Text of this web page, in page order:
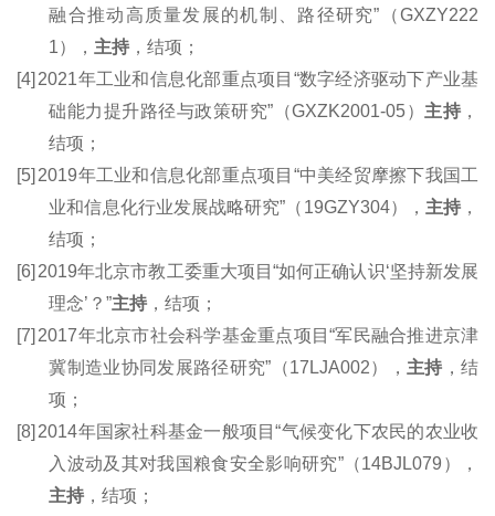
融合推动高质量发展的机制、路径研究”（GXZY222
1），主持 ，结项；
[4] 2021年工业和信息化部重点项目“数字经济驱动下产业基
础能力提升路径与政策研究”（GXZK2001-05）主持 ，
结项；
[5] 2019年工业和信息化部重点项目“中美经贸摩擦下我国工
业和信息化行业发展战略研究”（19GZY304）， 主持 ，
结项；
[6] 2019年北京市教工委重大项目“如何正确认识‘坚持新发展
理念’？”主持 ，结项；
[7] 2017年北京市社会科学基金重点项目“军民融合推进京津
冀制造业协同发展路径研究”（17LJA002）， 主持 ，结
项；
[8] 2014年国家社科基金一般项目“气候变化下农民的农业收
入波动及其对我国粮食安全影响研究”（14BJL079），
主持 ，结项；